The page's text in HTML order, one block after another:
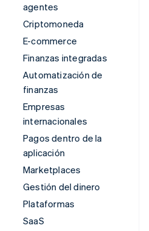
agentes
Criptomoneda
E-commerce
Finanzas integradas
Automatización de
finanzas
Empresas
internacionales
Pagos dentro de la
aplicación
Marketplaces
Gestión del dinero
Plataformas
SaaS